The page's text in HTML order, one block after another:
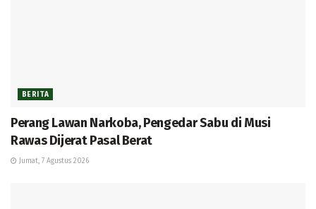
BERITA
Perang Lawan Narkoba, Pengedar Sabu di Musi
Rawas Dijerat Pasal Berat
Jumat, 7 Agustus 2026